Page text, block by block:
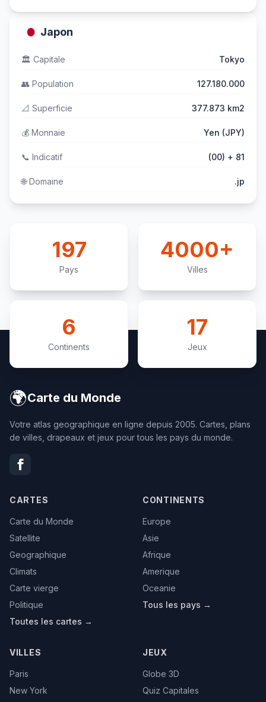
Japon
🏛️ Capitale Tokyo
👥 Population 127.180.000
📐 Superficie 377.873 km2
💰 Monnaie Yen (JPY)
📞 Indicatif (00) + 81
🌐Domaine .jp
197
Pays
4000+
Villes
6
Continents
17
Jeux
🌍Carte du Monde
Votre atlas geographique en ligne depuis 2005. Cartes, plans
de villes, drapeaux et jeux pour tous les pays du monde.
CARTES
Carte du Monde
Satellite
Geographique
Climats
Carte vierge
Politique
Toutes les cartes →
CONTINENTS
Europe
Asie
Afrique
Amerique
Oceanie
Tous les pays →
VILLES
Paris
New York
JEUX
Globe 3D
Quiz Capitales